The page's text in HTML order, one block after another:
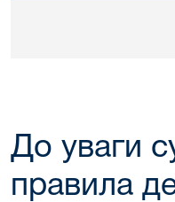
До уваги
правила